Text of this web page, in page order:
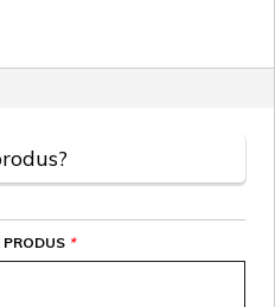
*
PRODUS